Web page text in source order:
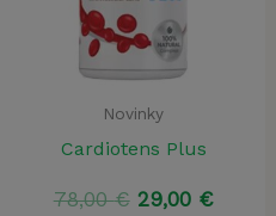
Novinky
Cardiotens Plus
78,00€ Pôvodná
29,00 €